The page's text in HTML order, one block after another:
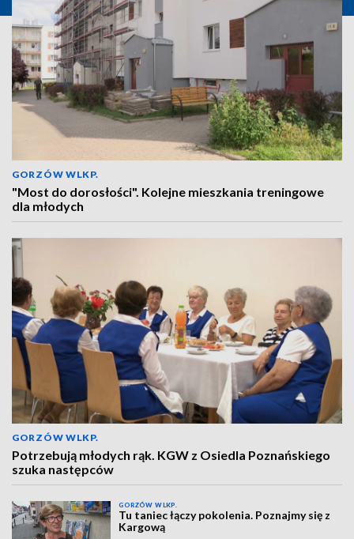
GORZÓW WLKP.
"Most do dorosłości". Kolejne mieszkania treningowe
dla młodych
GORZÓW WLKP.
Potrzebują młodych rąk. KGW z Osiedla Poznańskiego
szuka następców
GORZÓW WLKP.
Tu taniec łączy pokolenia. Poznajmy się z
Kargową